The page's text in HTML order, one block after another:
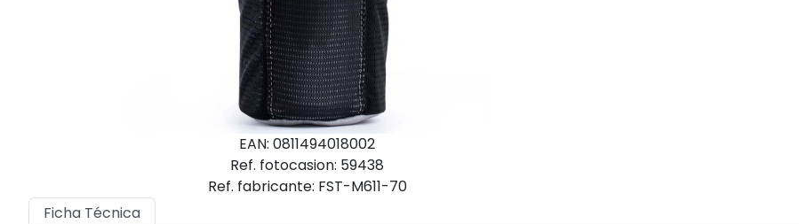
EAN: 0811494018002
Ref. fotocasion: 59438
Ref. fabricante: FST-M611-70
Ficha Técnica